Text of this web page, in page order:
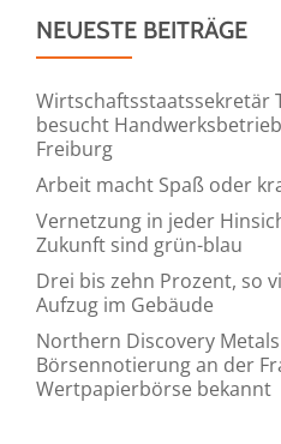
NEUESTE BEITRÄGE
Wirtschaftsstaatssekretär
besucht
Freiburg
Arbeit macht Spaß oder
Vernetzung in jeder
Zukunft sind grün-blau
Drei bis zehn Prozent, so
Aufzug im Gebäude
Northern Discovery
Börsennotierung an der
Wertpapierbörse bekannt